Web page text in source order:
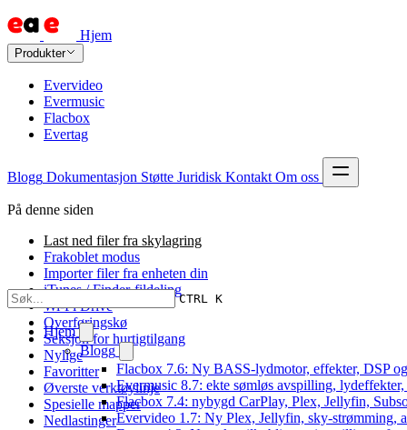
Hjem
Produkter
Evervideo
Evermusic
Flacbox
Evertag
Blogg Dokumentasjon Støtte Juridisk Kontakt Om oss
CTRL K
Hjem
Blogg
Flacbox 7.6: Ny BASS-lydmotor, effekter, DSP
Evermusic 8.7: ekte sømløs avspilling,
Flacbox 7.4: nybygd CarPlay, Plex, Jellyfin,
Evervideo 1.7: Ny Plex, Jellyfin, sky-strømming,
På denne siden
Last ned filer fra skylagring
Frakoblet modus
Importer filer fra enheten din
iTunes / Finder-fildeling
Wi-Fi Drive
Overføringskø
Seksjon for hurtigtilgang
Nylige
Favoritter
Øverste verktøylinje
Spesielle mapper
Nedlastinger